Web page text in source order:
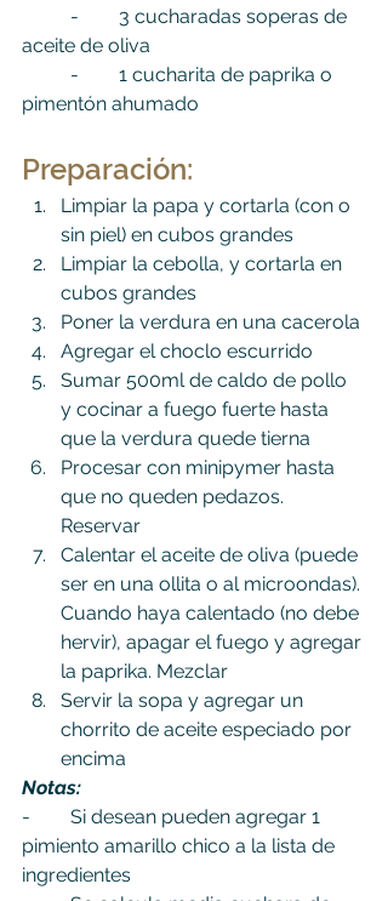
aceite de oliva
pimentón ahumado
Preparación:
Limpiar la papa y cortarla (con o
sin piel) en cubos grandes
Limpiar la cebolla, y cortarla en
cubos grandes
Poner la verdura en una cacerola
Agregar el choclo escurrido
Sumar 500ml de caldo de pollo
y cocinar a fuego fuerte hasta
que la verdura quede tierna
Procesar con minipymer hasta
que no queden pedazos.
Reservar
Calentar el aceite de oliva (puede
ser en una ollita o al microondas).
Cuando haya calentado (no debe
hervir), apagar el fuego y agregar
la paprika. Mezclar
Servir la sopa y agregar un
chorrito de aceite especiado por
encima
Notas:
-	Si desean pueden agregar 1
pimiento amarillo chico a la lista de
ingredientes